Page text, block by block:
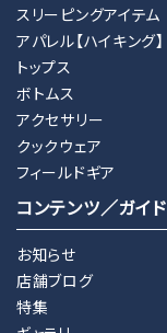
スリーピングアイテム
アパレル【ハイキング】
トップス
ボトムス
アクセサリー
クックウェア
フィールドギア
コンテンツ／ガイド
お知らせ
店舗ブログ
特集